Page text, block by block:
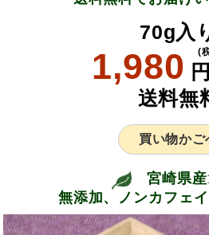
70g入
1,980 (
送料無
買い物かご
宮崎県産
無添加、ノンカフェ